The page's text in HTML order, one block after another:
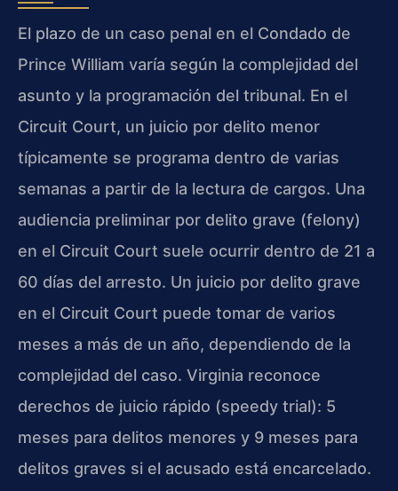
El plazo de un caso penal en el Condado de
Prince William varía según la complejidad del
asunto y la programación del tribunal. En el
Circuit Court, un juicio por delito menor
típicamente se programa dentro de varias
semanas a partir de la lectura de cargos. Una
audiencia preliminar por delito grave (felony)
en el Circuit Court suele ocurrir dentro de 21 a
60 días del arresto. Un juicio por delito grave
en el Circuit Court puede tomar de varios
meses a más de un año, dependiendo de la
complejidad del caso. Virginia reconoce
derechos de juicio rápido (speedy trial): 5
meses para delitos menores y 9 meses para
delitos graves si el acusado está encarcelado.